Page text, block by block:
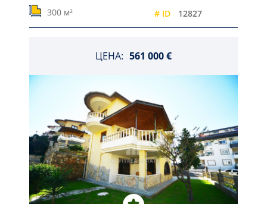
300 м²
# ID 12827
ЦЕНА: 561 000 €